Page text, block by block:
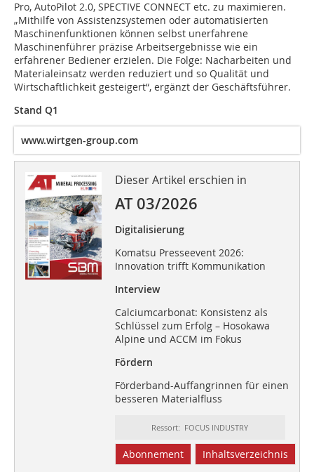
Pro, AutoPilot 2.0, SPECTIVE CONNECT etc. zu maximieren.
„Mithilfe von Assistenzsystemen oder automatisierten
Maschinenfunktionen können selbst unerfahrene
Maschinenführer präzise Arbeitsergebnisse wie ein
erfahrener Bediener erzielen. Die Folge: Nacharbeiten und
Materialeinsatz werden reduziert und so Qualität und
Wirtschaftlichkeit gesteigert“, ergänzt der Geschäftsführer.
Stand Q1
www.wirtgen-group.com
Dieser Artikel erschien in
AT 03/2026
Digitalisierung
Komatsu Presseevent 2026:
Innovation trifft Kommunikation
Interview
Calciumcarbonat: Konsistenz als
Schlüssel zum Erfolg – Hosokawa
Alpine und ACCM im Fokus
Fördern
Förderband-Auffangrinnen für einen
besseren Materialfluss
Ressort: FOCUS INDUSTRY
Abonnement Inhaltsverzeichnis